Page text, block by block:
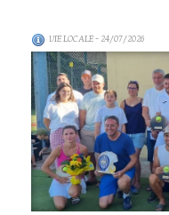
VIE LOCALE- 24/07/2026